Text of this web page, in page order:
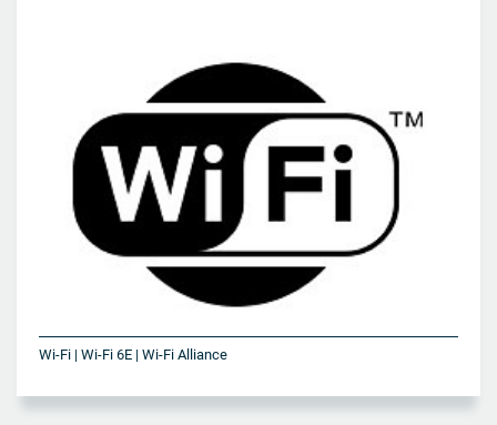
Wi-Fi | Wi-Fi 6E | Wi-Fi Alliance